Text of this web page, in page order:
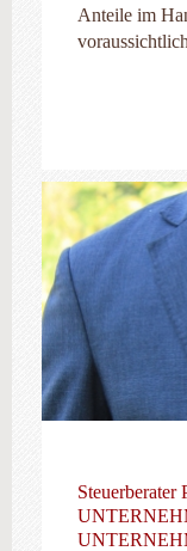
Anteile im
Steuerberater